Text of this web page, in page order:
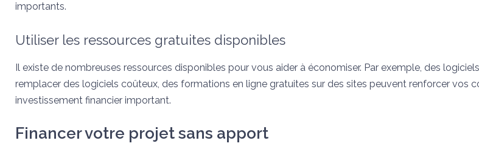
importants.
Utiliser les ressources gratuites disponibles
Il existe de nombreuses ressources disponibles pour vous aider à économiser. Par exemple, des
remplacer des logiciels coûteux, des formations en ligne gratuites sur des sites peuvent renforcer vos
investissement financier important.
Financer votre projet sans apport